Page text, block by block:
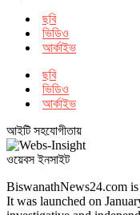
ছবি
ভিডিও
আর্কাইভ
ছবি
ভিডিও
আর্কাইভ
আইটি সহযোগীতায়
ওয়েবস ইনসাইট
BiswanathNews24.com
It was launched on